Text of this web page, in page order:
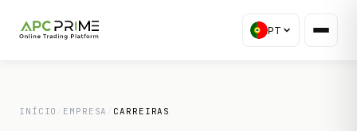
PT
INÍCIO EMPRESA CARREIRAS